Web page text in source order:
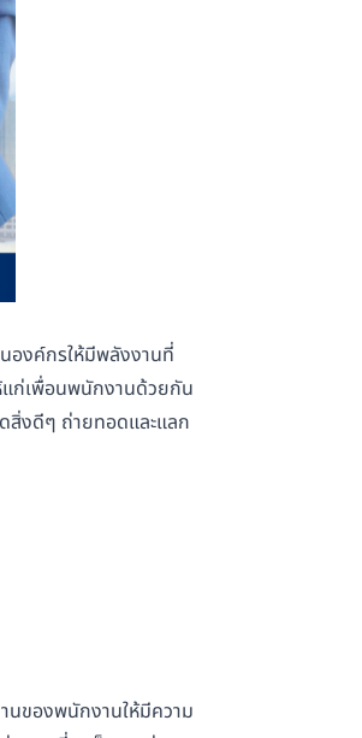
องค์กรให้มีพลังงานที่
แก่เพื่อนพนักงานด้วยกัน
สิ่งดีๆ ถ่ายทอดและแลก
นของพนักงานให้มีความ